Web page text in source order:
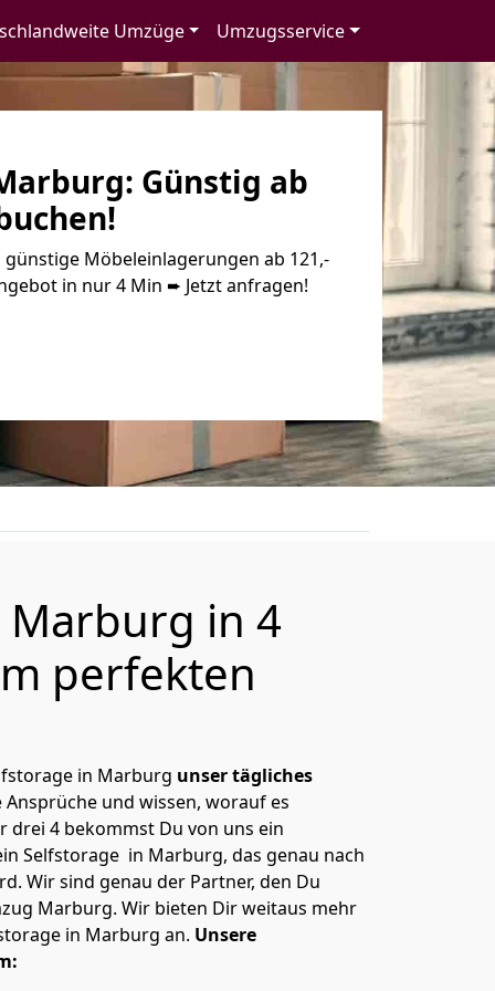
Umzüge Umzugsservice
Günstig ab
Möbeleinlagerungen ab 121,-
in nur 4 Min ➨ Jetzt anfragen!
Marburg in 4
perfekten
in Marburg unser tägliches
Ansprüche und wissen, worauf es
4 bekommst Du von uns ein
Selfstorage in Marburg, das genau nach
Wir sind genau der Partner, den Du
Marburg. Wir bieten Dir weitaus mehr
in Marburg an. Unsere